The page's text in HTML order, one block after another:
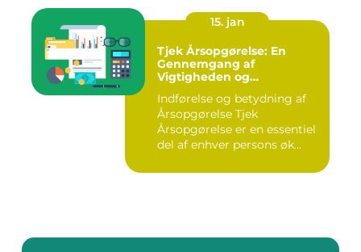
15. jan
Tjek Årsopgørelse: En
Gennemgang af
Vigtigheden og
Indførelse og betydning af
Årsopgørelse Tjek
Årsopgørelse er en essentiel
del af enhver persons øk...